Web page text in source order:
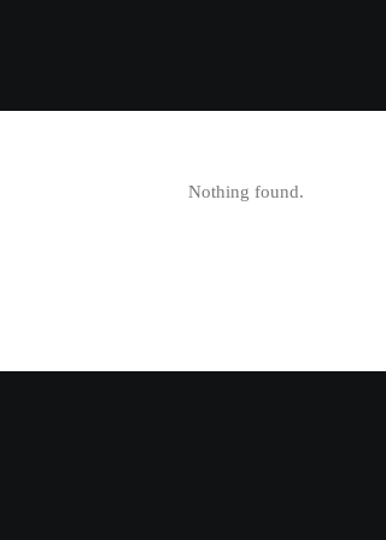
Nothing found.